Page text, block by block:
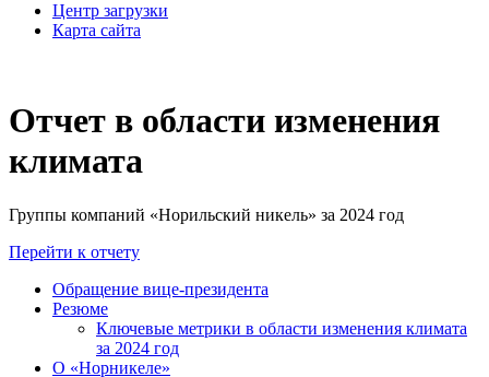
Центр загрузки
Карта сайта
Отчет в области изменения
климата
Группы компаний «Норильский никель» за 2024 год
Перейти к отчету
Обращение вице-президента
Резюме
Ключевые метрики в области изменения климата
за 2024 год
О «Норникеле»